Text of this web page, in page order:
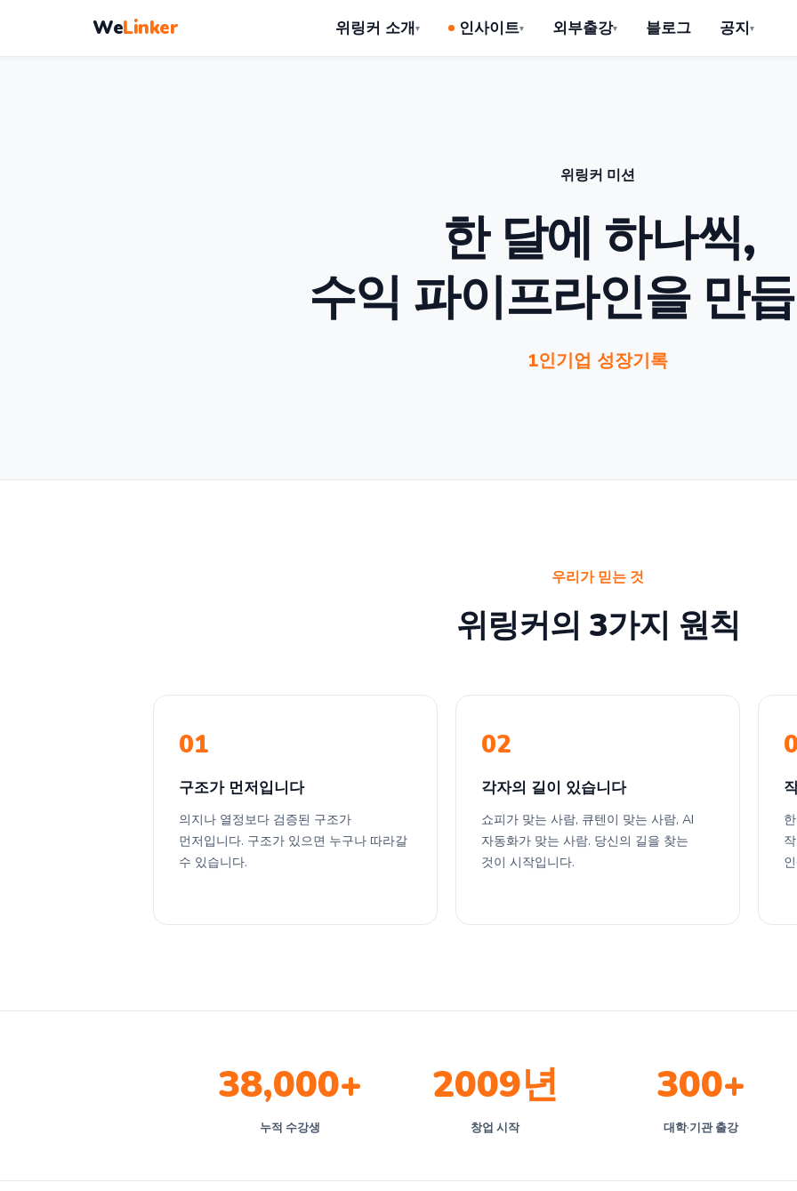
WeLinker 위링커 소개 인사이트 외부출강 블로그 공지
위링커 미션
한 달에 하나씩,
수익 파이프라인을 만
1인기업 성장기록
우리가 믿는 것
위링커의 3가지 원칙
01
구조가 먼저입니다
의지나 열정보다 검증된 구조가
먼저입니다. 구조가 있으면 누구나 따라갈
수 있습니다.
02
각자의 길이 있습니다
쇼피가 맞는 사람, 큐텐이 맞는 사람, AI
자동화가 맞는 사람. 당신의 길을 찾는
것이 시작입니다.
38,000+
누적 수강생
2009년
창업 시작
300+
대학·기관 출강